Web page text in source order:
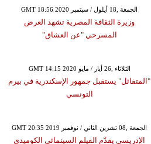
GMT 18:56 2020 الجمعة ,18 أيلول / سبتمبر
وزيرة الثقافة المصرية تشهد العرض
المسرحي "عن العشاق"
GMT 14:15 2020 الثلاثاء ,26 أيار / مايو
"المتفائل" يستقبل جمهور الإسكندرية في بيرم
التونسي
GMT 20:35 2019 الجمعة ,08 تشرين الثاني / نوفمبر
الإدريسي يقدّم الفيلم السينمائي الكوميدي